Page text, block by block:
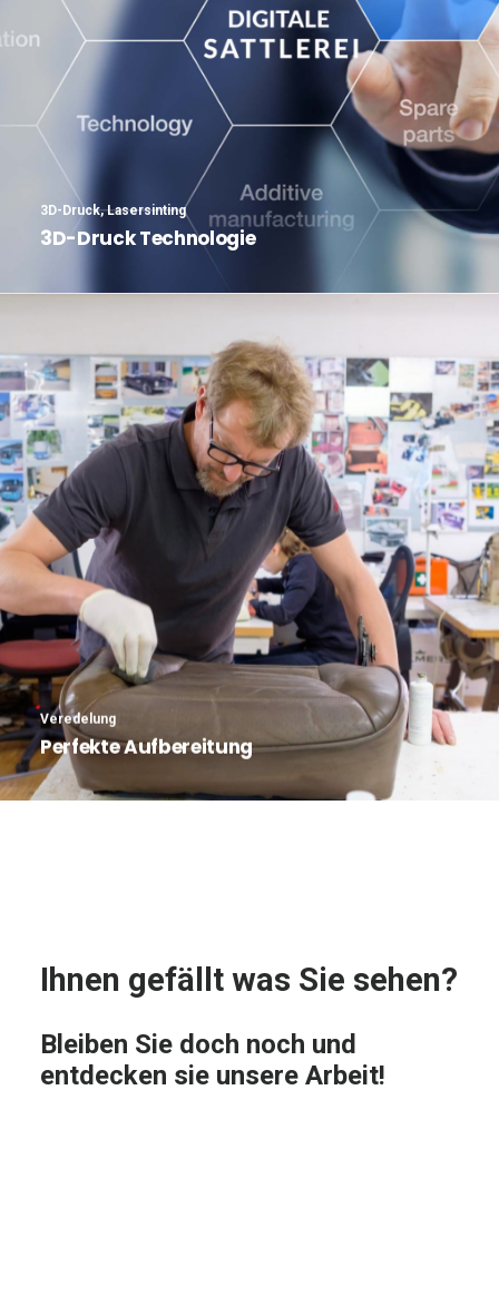
3D-Druck, Lasersinting
3D-Druck Technologie
Veredelung
Perfekte Aufbereitung
Ihnen gefällt was Sie sehen?
Bleiben Sie doch noch und
entdecken sie unsere Arbeit!